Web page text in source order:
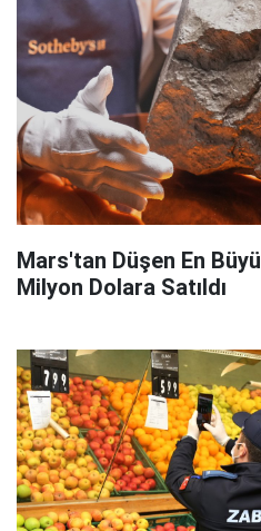
Mars'tan Düşen En
Milyon Dolara Satıldı